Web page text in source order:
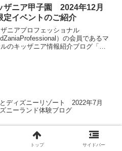
イム更新していきます。皆様の参
なりましたら幸いです。
ザニア甲子園 2024年12月
定イベントのご紹介
ニアプロフェッショナル
）の会員であるマ
のキッザニア情報紹介ブログ「キ
ディズニーリゾート 2022年7月
ニーランド体験ブログ
ブロ トップ サイドバー